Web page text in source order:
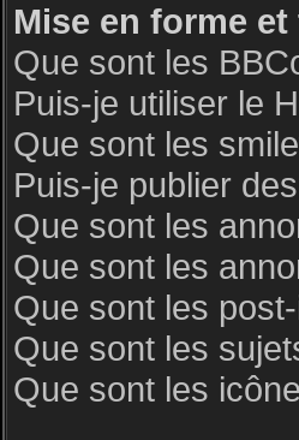
Mise en forme
Que sont les
Puis-je utiliser le
Que sont les
Puis-je publier
Que sont les
Que sont les
Que sont les
Que sont les
Que sont les